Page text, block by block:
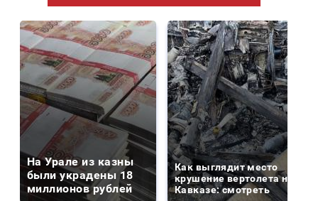
На Урале из казны
были украдены 18
миллионов рублей
Как выглядит место
крушение вертолета на
Кавказе: смотреть